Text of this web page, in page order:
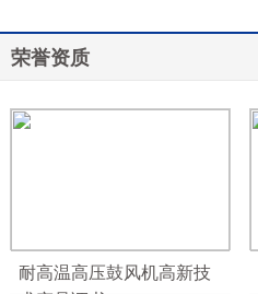
荣誉资质
耐高温高压鼓风机高新技